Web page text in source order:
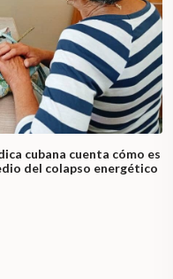
cubana cuenta cómo es
del colapso energético